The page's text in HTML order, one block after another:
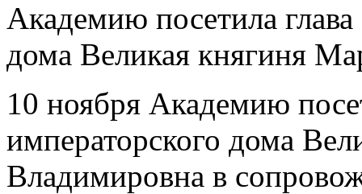
Академию посетила
дома Великая княгиня
10 ноября Академию
императорского дома
Владимировна в